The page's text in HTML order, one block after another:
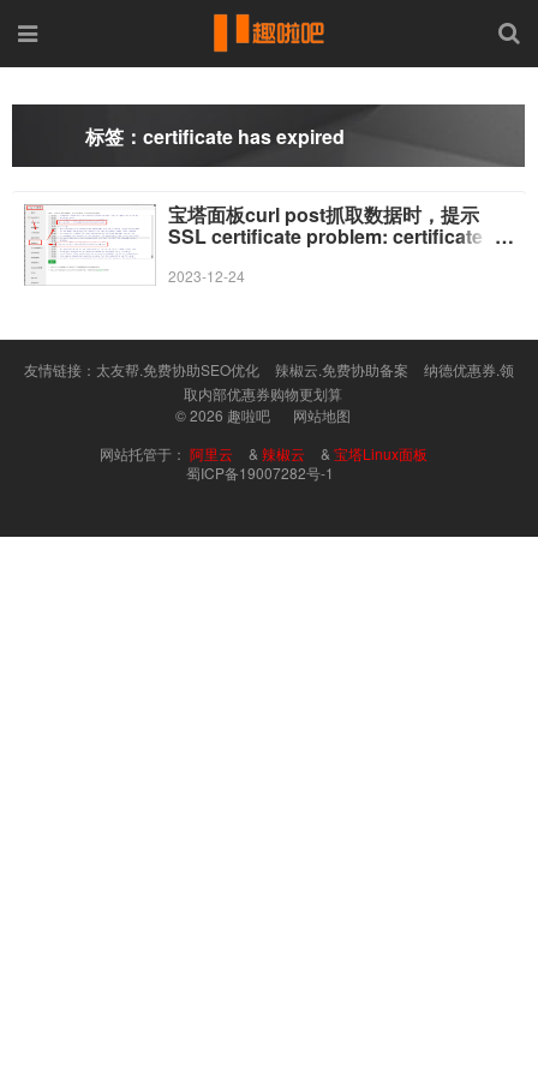
标签：certificate has expired
宝塔面板curl post抓取数据时，提示
SSL certificate problem: certificate
2023-12-24
友情链接： 太友帮.免费协助SEO优化 辣椒云.免费协助备案
纳德优惠券.领
取内部优惠券购物更划算
© 2026 趣啦吧
网站地图
网站托管于： 阿里云 & 辣椒云 & 宝塔Linux面板
蜀ICP备19007282号-1